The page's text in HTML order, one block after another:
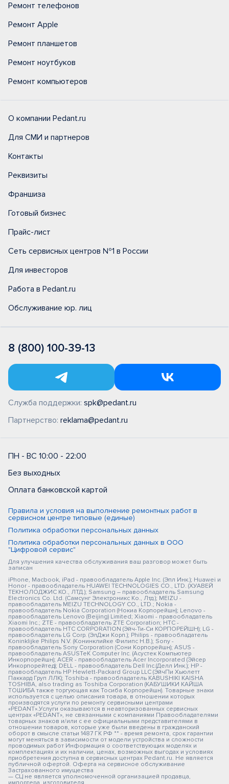
Ремонт телефонов
Ремонт Apple
Ремонт планшетов
Ремонт ноутбуков
Ремонт компьютеров
О компании Pedant.ru
Для СМИ и партнеров
Контакты
Реквизиты
Франшиза
Готовый бизнес
Прайс-лист
Сеть сервисных центров №1 в России
Для инвесторов
Работа в Pedant.ru
Обслуживание юр. лиц
8 (800) 100-39-13
Служба поддержки: spk@pedant.ru
Партнерство: reklama@pedant.ru
ПН - ВС 10:00 - 22:00
Без выходных
Оплата банковской картой
Правила и условия на выполнение ремонтных работ в
сервисном центре типовые (единые)
Политика обработки персональных данных
Политика обработки персональных данных в ООО
"Цифровой сервис"
Для улучшения качества обслуживания ваш разговор может быть
записан
iPhone, Macbook, iPad - правообладатель Apple Inc. (Эпл Инк.); Huawei и
Honor - правообладатель HUAWEI TECHNOLOGIES CO., LTD. (ХУАВЕЙ
ТЕКНОЛОДЖИС КО., ЛТД.); Samsung – правообладатель Samsung
Electronics Co. Ltd. (Самсунг Электроникс Ко., Лтд.); MEIZU -
правообладатель MEIZU TECHNOLOGY CO., LTD.; Nokia -
правообладатель Nokia Corporation (Нокиа Корпорейшн); Lenovo -
правообладатель Lenovo (Beijing) Limited; Xiaomi - правообладатель
Xiaomi Inc.; ZTE - правообладатель ZTE Corporation; HTC -
правообладатель HTC CORPORATION (Эйч-Ти-Си КОРПОРЕЙШН); LG -
правообладатель LG Corp. (ЭлДжи Корп.); Philips - правообладатель
Koninklijke Philips N.V. (Конинклийке Филипс Н.В.); Sony -
правообладатель Sony Corporation (Сони Корпорейшн); ASUS -
правообладатель ASUSTeK Computer Inc. (Асустек Компьютер
Инкорпорейшн); ACER - правообладатель Acer Incorporated (Эйсер
Инкорпорейтед); DELL - правообладатель Dell Inc.(Делл Инк.); HP -
правообладатель HP Hewlett-Packard Group LLC (ЭйчПи Хьюлетт
Паккард Груп ЛЛК); Toshiba - правообладатель KABUSHIKI KAISHA
TOSHIBA, also trading as Toshiba Corporation (КАБУШИКИ КАЙША
ТОШИБА также торгующая как Тосиба Корпорейшн). Товарные знаки
используется с целью описания товара, в отношении которых
производятся услуги по ремонту сервисными центрами
«PEDANT».Услуги оказываются в неавторизованных сервисных
центрах «PEDANT», не связанными с компаниями Правообладателями
товарных знаков и/или с ее официальными представителями в
отношении товаров, которые уже были введены в гражданский
оборот в смысле статьи 1487 ГК РФ ** - время ремонта, срок гарантии
могут меняться в зависимости от модели устройства и сложности
проводимых работ Информация о соответствующих моделях и
комплектациях и их наличии, ценах, возможных выгодах и условиях
приобретения доступна в сервисных центрах Pedant.ru. Не является
публичной офертой. Оферта на сервисное обслуживание
Застрахованного имущества
— СЦ не является уполномоченной организацией продавца,